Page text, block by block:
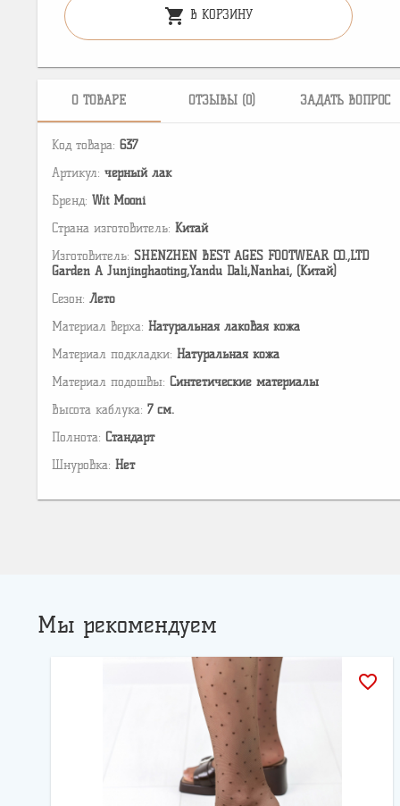
shopping_cart В КОРЗИНУ
О ТОВАРЕ ОТЗЫВЫ (0) ЗАДАТЬ ВОПРОС
Код товара: 637
Артикул: черный лак
Бренд: Wit Mooni
Страна изготовитель: Китай
Изготовитель: SHENZHEN BEST AGES FOOTWEAR CO.,LTD
Garden A Junjinghaoting,Yandu Dali,Nanhai, (Китай)
Сезон: Лето
Материал верха: Натуральная лаковая кожа
Материал подкладки: Натуральная кожа
Материал подошвы: Cинтетические материалы
Высота каблука: 7 см.
Полнота: Стандарт
Шнуровка: Нет
Мы рекомендуем
favorite_border